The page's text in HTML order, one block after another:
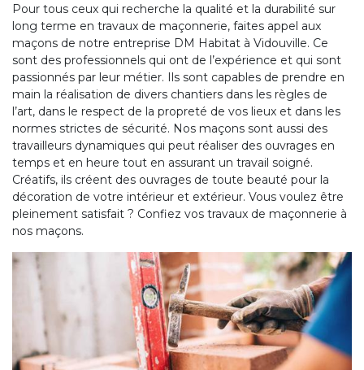
Pour tous ceux qui recherche la qualité et la durabilité sur
long terme en travaux de maçonnerie, faites appel aux
maçons de notre entreprise DM Habitat à Vidouville. Ce
sont des professionnels qui ont de l’expérience et qui sont
passionnés par leur métier. Ils sont capables de prendre en
main la réalisation de divers chantiers dans les règles de
l’art, dans le respect de la propreté de vos lieux et dans les
normes strictes de sécurité. Nos maçons sont aussi des
travailleurs dynamiques qui peut réaliser des ouvrages en
temps et en heure tout en assurant un travail soigné.
Créatifs, ils créent des ouvrages de toute beauté pour la
décoration de votre intérieur et extérieur. Vous voulez être
pleinement satisfait ? Confiez vos travaux de maçonnerie à
nos maçons.